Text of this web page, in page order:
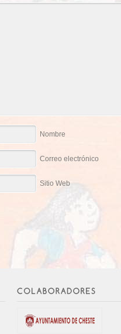
Nombre
Correo electrónico
Sitio Web